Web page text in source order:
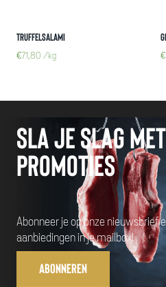
Truffelsalami
€71,80 /kg €
Sla je slag
promoties
Abonneer je op onze nieuwsbrief
aanbiedingen in je mailbox!
Abonneren